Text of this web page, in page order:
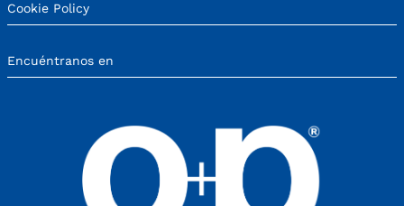
Cookie Policy
Encuéntranos en